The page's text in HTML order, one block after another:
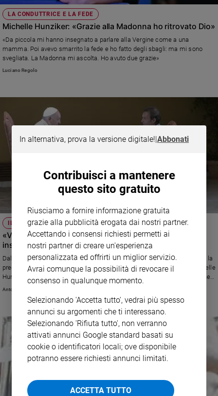
LA CONDUTTRICE E LA FEDE
Michelle Hunziker: «Grazie alla Madonna ho ritrovato Dio»
«Da piccola mi hanno insegnato a parlare alla Vergine come a una
mamma. Poi avevo smarrito la fede e ho fatto degli sbagli: ma mi sono
svegliata. La Madonna mi ascolta. Ho avuto due grazie»
Luciano Regolo
IL PROGRAMMA
«Vi racconto il mio viaggio sorprendente nell’Ave Maria
insieme al Papa»
Dal 16 ottobre, ogni martedì alle 21 su TV2000, don Marco Pozza esplora la
preghiera più popolare insieme al Papa e alcune donne famose, da Michelle
Hunziker a Cristiana Capotondi alla cantante Noa: «Toccante la riflessione
di Francesco sulle madri di Plaza de Mayo»
Antonio Sanfrancesco
In alternativa, prova la versione digitale!|Abbonati
Contribuisci a mantenere
questo sito gratuito
Riusciamo a fornire informazione gratuita
grazie alla pubblicità erogata dai nostri partner.
Accettando i consensi richiesti permetti ai
nostri partner di creare un'esperienza
personalizzata ed offrirti un miglior servizio.
Avrai comunque la possibilità di revocare il
consenso in qualunque momento.
Selezionando 'Accetta tutto', vedrai più spesso
annunci su argomenti che ti interessano.
Selezionando 'Rifiuta tutto', non verranno
attivati annunci Google standard basati su
cookie o identificatori locali; ove disponibile
potranno essere richiesti annunci limitati.
ACCETTA TUTTO